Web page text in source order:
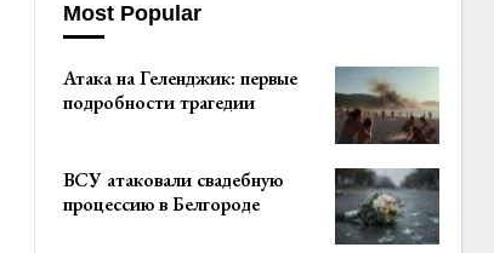
Most Popular
Атака на Геленджик: первые
подробности трагедии
ВСУ атаковали свадебную
процессию в Белгороде